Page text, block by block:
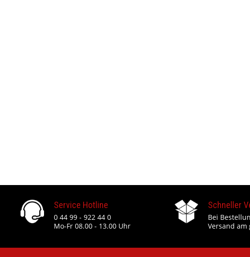
Service Hotline
0 44 99 - 922 44 0
Mo-Fr 08.00 - 13.00 Uhr
Schneller
Bei
Versand am